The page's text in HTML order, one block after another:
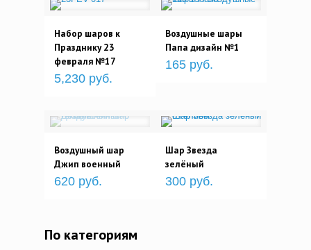
Набор шаров к
Празднику 23
февраля №17
5,230 руб.
Воздушные шары
Папа дизайн №1
165 руб.
Воздушный шар
Джип военный
620 руб.
Шар Звезда
зелёный
300 руб.
По категориям